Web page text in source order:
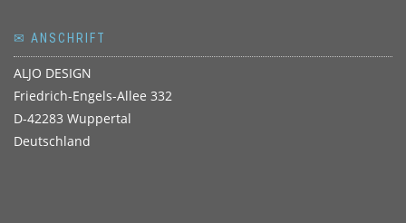
✉ ANSCHRIFT
ALJO DESIGN
Friedrich-Engels-Allee 332
D-42283 Wuppertal
Deutschland